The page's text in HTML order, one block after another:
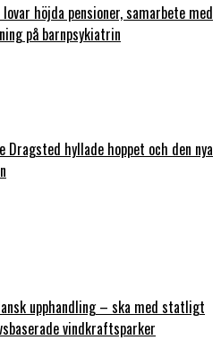
höjda pensioner, samarbete med
på barnpsykiatrin
Dragsted hyllade hoppet och den nya
upphandling – ska med statligt
vindkraftsparker